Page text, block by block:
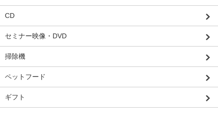
CD
セミナー映像・DVD
掃除機
ペットフード
ギフト